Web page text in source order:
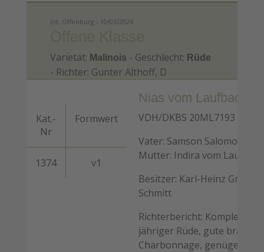
Int. Offenburg - 10/03/2024
Varietät: Malinois - Geschlecht: Rüde
- Richter: Gunter Althoff, D
Kat.-
Nr
Formwert
1374 v1
Nias vom Laufbachtal
VDH/DKBS 20ML7193 -
Vater: Samson Salomon
Mutter: Indira vom
Besitzer: Karl-Heinz Graf -
Schmitt
Richterbericht: Komplettes
jähriger Rüde, gute braune
Charbonnage, genügend